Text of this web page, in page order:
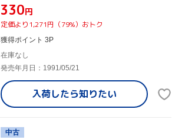
¥330円
定価より1,271円（79%）おトク
獲得ポイント 3P
在庫なし
発売年月日：1991/05/21
入荷したら知りたい
中古